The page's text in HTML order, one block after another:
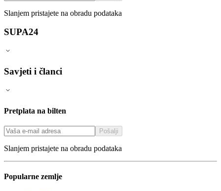
Slanjem pristajete na obradu podataka
SUPA24
Savjeti i članci
Pretplata na bilten
Pošalji
Slanjem pristajete na obradu podataka
Popularne zemlje